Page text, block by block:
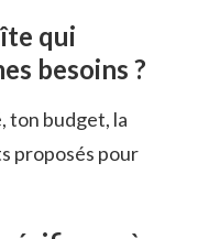
qui
besoins ?
ton budget, la
proposés pour